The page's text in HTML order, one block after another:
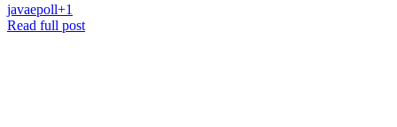
javaepoll+1
Read full post